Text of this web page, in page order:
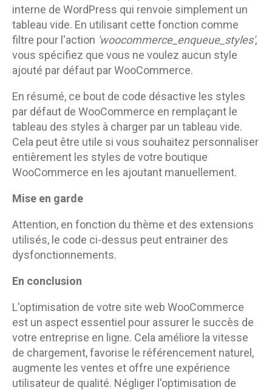
interne de WordPress qui renvoie simplement un
tableau vide. En utilisant cette fonction comme
filtre pour l'action 'woocommerce_enqueue_styles',
vous spécifiez que vous ne voulez aucun style
ajouté par défaut par WooCommerce.
En résumé, ce bout de code désactive les styles
par défaut de WooCommerce en remplaçant le
tableau des styles à charger par un tableau vide.
Cela peut être utile si vous souhaitez personnaliser
entièrement les styles de votre boutique
WooCommerce en les ajoutant manuellement.
Mise en garde
Attention, en fonction du thème et des extensions
utilisés, le code ci-dessus peut entrainer des
dysfonctionnements.
En conclusion
L'optimisation de votre site web WooCommerce
est un aspect essentiel pour assurer le succès de
votre entreprise en ligne. Cela améliore la vitesse
de chargement, favorise le référencement naturel,
augmente les ventes et offre une expérience
utilisateur de qualité. Négliger l'optimisation de